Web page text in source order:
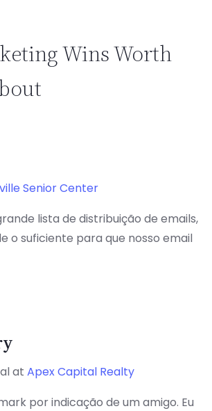
Wins Worth
Senior Center
lista de distribuição de emails,
o suficiente para que nosso email
at Apex Capital Realty
por indicação de um amigo. Eu